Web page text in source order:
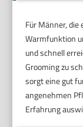
Für Männer,
Warmfunktion
und schnell
Grooming zu
sorgt eine gut
angenehmen
Erfahrung